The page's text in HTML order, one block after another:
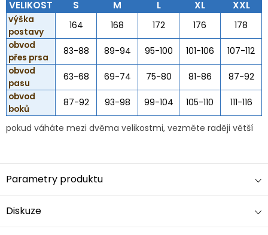
VELIKOST S M L XL XXL
výška
postavy
164 168 172 176
178
obvod
přes prsa
83-88 89-94 95-100 101-106
107-112
obvod
pasu
63-68 69-74 75-80 81-86
87-92
obvod
boků
87-92 93-98 99-104 105-110 111-116
pokud váháte mezi dvěma velikostmi, vezměte raději větší
Parametry produktu
Diskuze